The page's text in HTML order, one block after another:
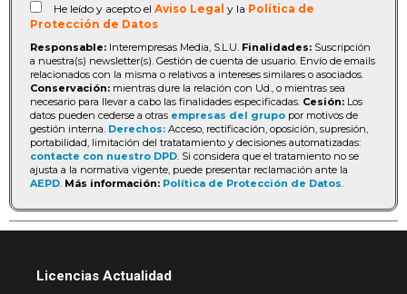
He leído y acepto el Aviso Legal y la Política de
Protección de Datos
Responsable: Interempresas Media, S.L.U. Finalidades: Suscripción
a nuestra(s) newsletter(s). Gestión de cuenta de usuario. Envío de emails
relacionados con la misma o relativos a intereses similares o asociados.
Conservación: mientras dure la relación con Ud., o mientras sea
necesario para llevar a cabo las finalidades especificadas. Cesión: Los
datos pueden cederse a otras empresas del grupo por motivos de
gestión interna. Derechos: Acceso, rectificación, oposición, supresión,
portabilidad, limitación del tratatamiento y decisiones automatizadas:
contacte con nuestro DPD. Si considera que el tratamiento no se
ajusta a la normativa vigente, puede presentar reclamación ante la
AEPD. Más información: Política de Protección de Datos.
Licencias Actualidad